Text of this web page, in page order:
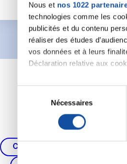
Nous et nos 1022
technologies comme les
publicités et du contenu
réaliser des études
vos données et à leurs
Déclaration relative aux
Si vous le permettez, nous
Collecter des
digitales).
Pour en savoir plus sur le
. Vous pouvez
c
t
Nécessaires
Cancer du poumon, de la